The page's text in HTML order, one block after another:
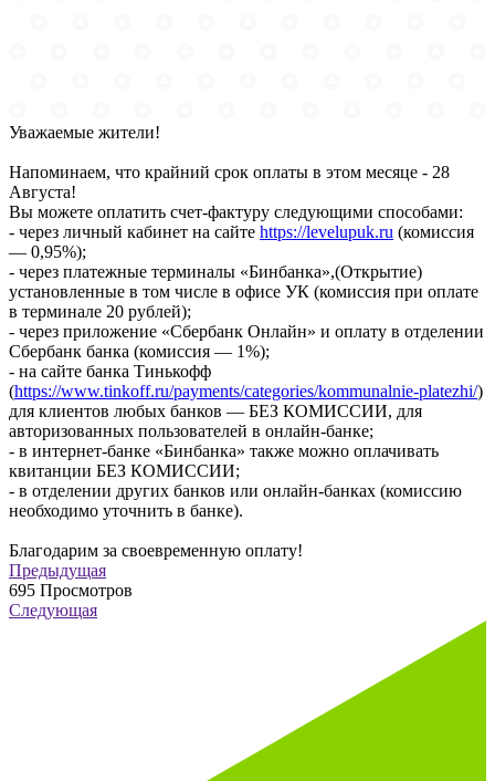
Уважаемые жители!
Напоминаем, что крайний срок оплаты в этом месяце - 28
Августа!
Вы можете оплатить счет-фактуру следующими способами:
- через личный кабинет на сайте https://levelupuk.ru (комиссия
— 0,95%);
- через платежные терминалы «Бинбанка»,(Открытие)
установленные в том числе в офисе УК (комиссия при оплате
в терминале 20 рублей);
- через приложение «Сбербанк Онлайн» и оплату в отделении
Сбербанк банка (комиссия — 1%);
- на сайте банка Тинькофф
(https://www.tinkoff.ru/payments/categories/kommunalnie-platezhi/)
для клиентов любых банков — БЕЗ КОМИССИИ, для
авторизованных пользователей в онлайн-банке;
- в интернет-банке «Бинбанка» также можно оплачивать
квитанции БЕЗ КОМИССИИ;
- в отделении других банков или онлайн-банках (комиссию
необходимо уточнить в банке).
Благодарим за своевременную оплату!
Предыдущая
695 Просмотров
Следующая